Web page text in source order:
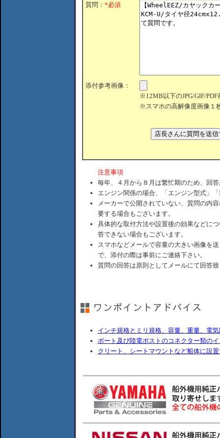
質問： *必須
添付参考画像：
※12MB以下のJPG/GIF/
※スマホの高解像度画像１
注意事項
毎年、４月から８月は繁忙期のため、回
エンジン関係の場合、「エンジン型式」
メーカーで公開されていない、質問の内
要する場合もございます。
具体的な取付方法や設置後の効果などに
答できない場合もございます。
スマホなどメールで容量の大きい画像を
で、添付の際は事前にご連絡下さい。
質問の回答は原則としてメールにて回答
インチ規格とミリ規格、容量、重量、電
ボート及び陸電ポストのコネクター類の
クリート、シートマウントなど船体に設